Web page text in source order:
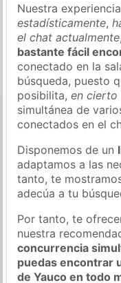
Nuestra
estadísticamente,
el chat actualmente
bastante fácil
conectado en la
búsqueda, puesto
posibilita,en cierto
simultánea de
conectados en el
Disponemos de un
adaptamos a las
tanto, te
adecúa a tu
Por tanto, te
nuestra
concurrencia
puedas encontrar
de Yauco en todo